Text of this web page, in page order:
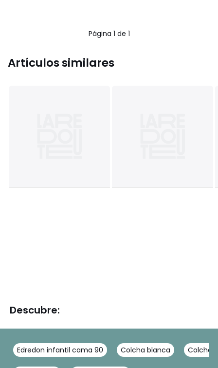
Página 1 de 1
Artículos similares
Descubre:
Edredon infantil cama 90 Colcha blanca Colcha